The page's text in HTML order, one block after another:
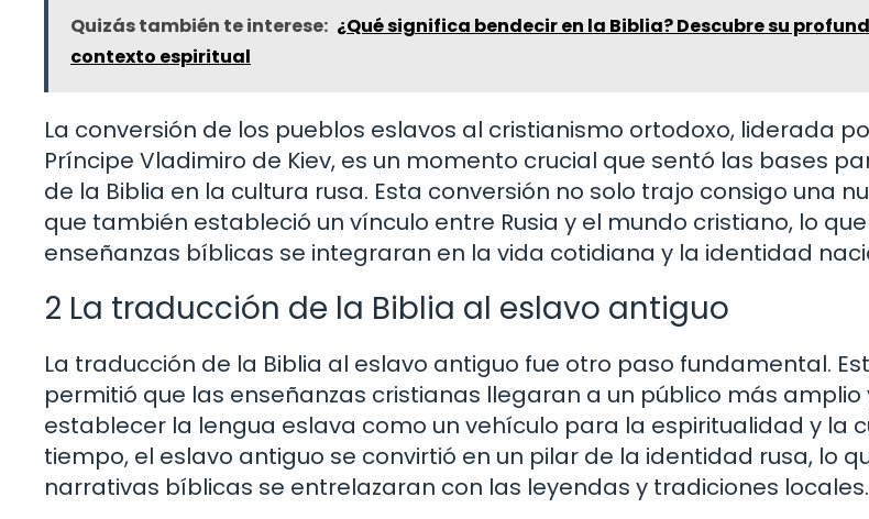
Quizás también te interese: ¿Qué significa bendecir en la Biblia? Descubre su
contexto espiritual
La conversión de los pueblos eslavos al cristianismo ortodoxo, liderada
Príncipe Vladimiro de Kiev, es un momento crucial que sentó las bases
de la Biblia en la cultura rusa. Esta conversión no solo trajo consigo una
que también estableció un vínculo entre Rusia y el mundo cristiano, lo
enseñanzas bíblicas se integraran en la vida cotidiana y la identidad
2 La traducción de la Biblia al eslavo antiguo
La traducción de la Biblia al eslavo antiguo fue otro paso fundamental.
permitió que las enseñanzas cristianas llegaran a un público más amplio
establecer la lengua eslava como un vehículo para la espiritualidad y la
tiempo, el eslavo antiguo se convirtió en un pilar de la identidad rusa, lo
narrativas bíblicas se entrelazaran con las leyendas y tradiciones locales.